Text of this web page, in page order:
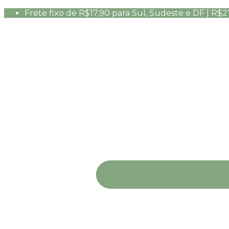
Frete fixo de R$17,90 para Sul, Sudeste e DF |